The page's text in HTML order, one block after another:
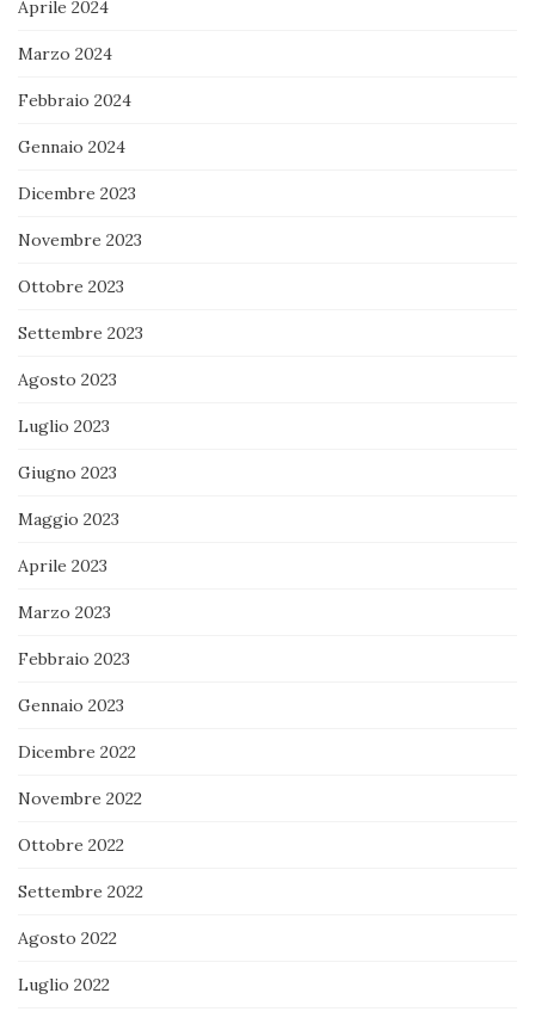
Aprile 2024
Marzo 2024
Febbraio 2024
Gennaio 2024
Dicembre 2023
Novembre 2023
Ottobre 2023
Settembre 2023
Agosto 2023
Luglio 2023
Giugno 2023
Maggio 2023
Aprile 2023
Marzo 2023
Febbraio 2023
Gennaio 2023
Dicembre 2022
Novembre 2022
Ottobre 2022
Settembre 2022
Agosto 2022
Luglio 2022